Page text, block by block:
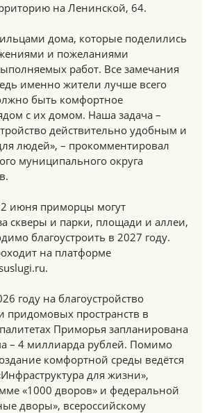
на Ленинской, 64.
дома, которые поделились
и пожеланиями
работ. Все замечания
именно жители лучше всего
быть комфортное
с их домом. Наша задача –
действительно удобным и
людей», – прокомментировал
муниципального округа
июня приморцы могут
скверы и парки, площади и аллеи,
благоустроить в 2027 году.
на платформе
году на благоустройство
придомовых пространств в
Приморья запланирована
– 4 миллиарда рублей. Помимо
комфортной среды ведётся
для жизни»,
«1000 дворов» и федеральной
дворы», всероссийскому